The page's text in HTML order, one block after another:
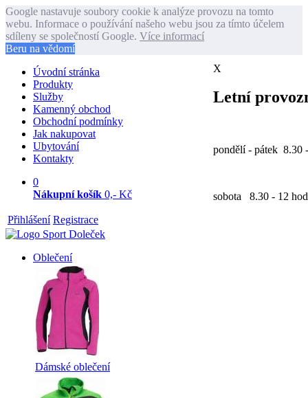
Google nastavuje soubory cookie k analýze provozu na tomto
webu. Informace o používání našeho webu jsou za tímto účelem
sdíleny se společností Google. Více informací
Beru na vědomí
X
Letní
pondělí - pátek 8.30
sobota 8.30 - 12 hod
Úvodní stránka
Produkty
Služby
Kamenný obchod
Obchodní podmínky
Jak nakupovat
Ubytování
Kontakty
0
Nákupní košík 0,- Kč
Přihlášení Registrace
Oblečení
Dámské oblečení